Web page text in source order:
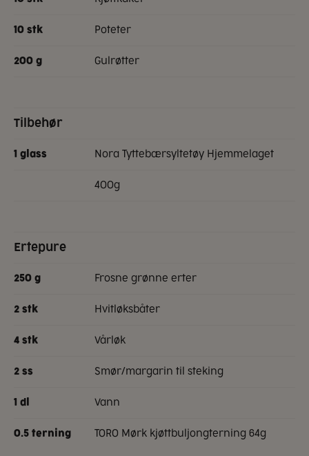
10 stk poteter
200 g gulrøtter
Tilbehør
1 glass Nora Tyttebærsyltetøy Hjemmelaget
400g
Ertepure
250 g frosne grønne erter
2 stk hvitløksbåter
4 stk vårløk
2 ss smør/margarin til steking
1 dl vann
0.5 terning TORO Mørk kjøttbuljongterning 64g